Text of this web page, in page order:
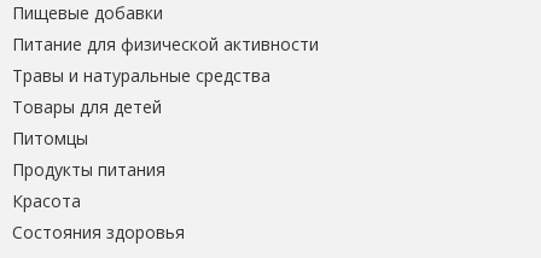
Пищевые добавки
Питание для физической активности
Травы и натуральные средства
Товары для детей
Питомцы
Продукты питания
Красота
Состояния здоровья